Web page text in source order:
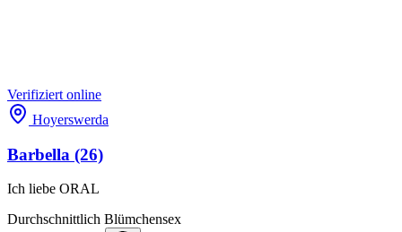
Verifiziert online
Hoyerswerda
Barbella (26)
Ich liebe ORAL
Durchschnittlich Blümchensex